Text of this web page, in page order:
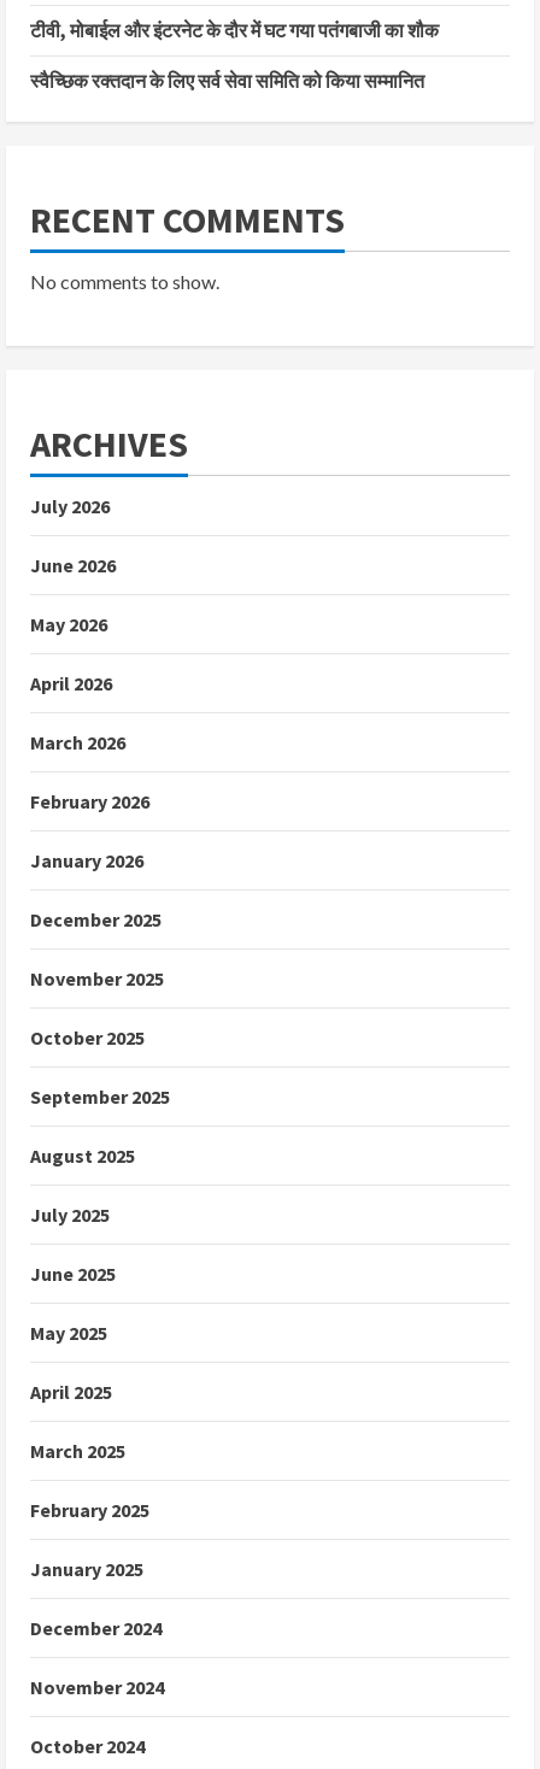
टीवी, मोबाईल और इंटरनेट के दौर में घट गया पतंगबाजी का शौक
स्वैच्छिक रक्तदान के लिए सर्व सेवा समिति को किया सम्मानित
RECENT COMMENTS
No comments to show.
ARCHIVES
July 2026
June 2026
May 2026
April 2026
March 2026
February 2026
January 2026
December 2025
November 2025
October 2025
September 2025
August 2025
July 2025
June 2025
May 2025
April 2025
March 2025
February 2025
January 2025
December 2024
November 2024
October 2024